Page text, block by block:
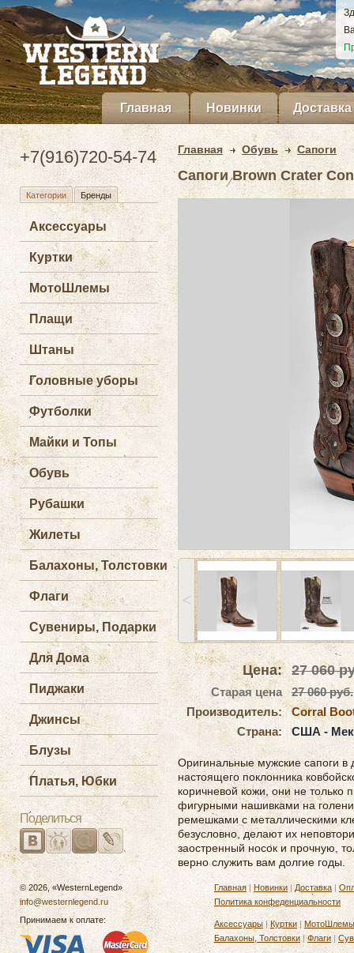
Главная Новинки Доставка
+7(916)720-54-74
Категории Бренды
Аксессуары
Куртки
МотоШлемы
Плащи
Штаны
Головные уборы
Футболки
Майки и Топы
Обувь
Рубашки
Жилеты
Балахоны, Толстовки
Флаги
Сувениры, Подарки
Для Дома
Пиджаки
Джинсы
Блузы
Платья, Юбки
Поделиться
Главная Обувь Сапоги
Сапоги Brown Crater
˂
Цена: 27 060
Старая цена
27 060 руб.
Производитель:
Corral
Страна:
США -
Оригинальные мужские сапоги в
настоящего поклонника
коричневой кожи, они не
фигурными нашивками на
ремешками с металлическими
безусловно, делают их
заостренный носок и прочную,
верно служить вам долгие годы.
© 2026, «WesternLegend»
info@westernlegend.ru
Принимаем к оплате:
Главная| Новинки | Доставка |
Политика конфеденциальности
Аксессуары | Куртки | МотоШлемы
Балахоны, Толстовки |Флаги |